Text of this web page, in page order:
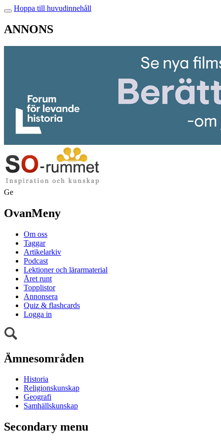
Hoppa till huvudinnehåll
ANNONS
Ge
OvanMeny
Om oss
Taggar
Artikelarkiv
Podcast
Lektioner och lärarmaterial
Året runt
Topplistor
Annonsera
Quiz & flashcards
Logga in
Ämnesområden
Historia
Religionskunskap
Geografi
Samhällskunskap
Secondary menu